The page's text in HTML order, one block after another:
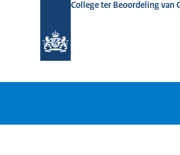
College ter Beoordeling van